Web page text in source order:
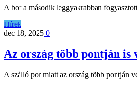
A bor a második leggyakrabban
Hírek
dec 18, 2025 0
Az ország több pontján is
A szálló por miatt az ország több pontján